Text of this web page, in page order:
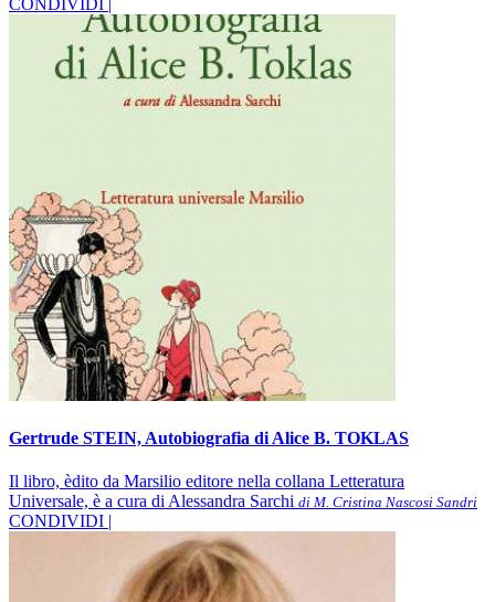
Gertrude STEIN, Autobiografia di Alice B. TOKLAS
Il libro, èdito da Marsilio editore nella collana Letteratura
Universale, è a cura di Alessandra Sarchi di M. Cristina Nascosi Sandri
CONDIVIDI |